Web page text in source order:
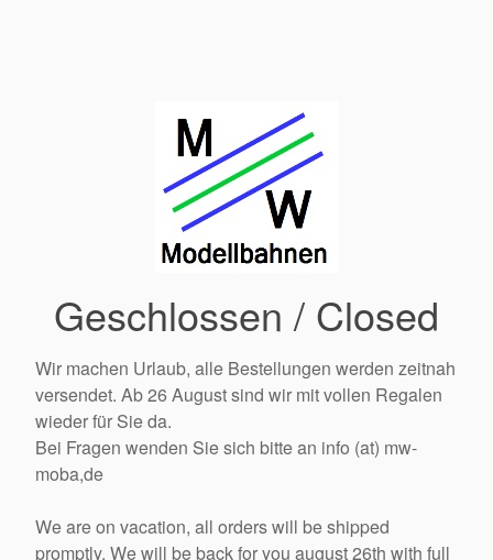
Geschlossen / Closed
Wir machen Urlaub, alle Bestellungen werden zeitnah
versendet. Ab 26 August sind wir mit vollen Regalen
wieder für Sie da.
Bei Fragen wenden Sie sich bitte an info (at) mw-
moba,de
We are on vacation, all orders will be shipped
promptly. We will be back for you august 26th with full